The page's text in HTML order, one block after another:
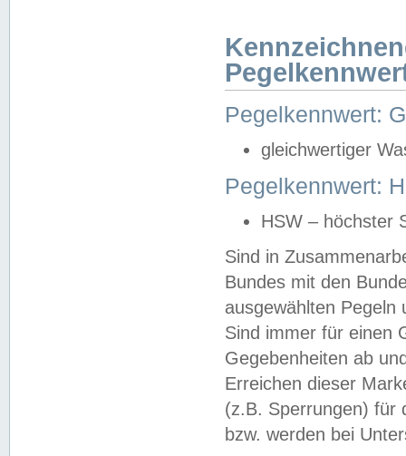
Pegelkennwert:
gleichwertiger
Pegelkennwert:
HSW – höchster
Sind in
Bundes mit den
ausgewählten
Sind immer für einen
Gegebenheiten ab
Erreichen dieser
(z.B. Sperrungen) für
bzw. werden bei